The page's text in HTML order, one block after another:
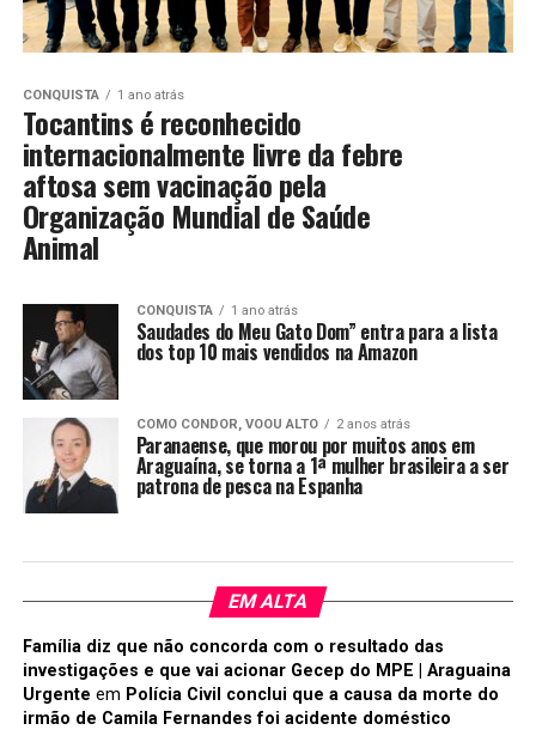
CONQUISTA 1 ano atrás
Tocantins é reconhecido
internacionalmente livre da febre
aftosa sem vacinação pela
Organização Mundial de Saúde
Animal
CONQUISTA 1 ano atrás
Saudades do Meu Gato Dom” entra para a lista
dos top 10 mais vendidos na Amazon
COMO CONDOR, VOOU ALTO 2 anos atrás
Paranaense, que morou por muitos anos em
Araguaína, se torna a 1ª mulher brasileira a ser
patrona de pesca na Espanha
EM ALTA
Família diz que não concorda com o resultado das
investigações e que vai acionar Gecep do MPE | Araguaina
Urgente em Polícia Civil conclui que a causa da morte do
irmão de Camila Fernandes foi acidente doméstico